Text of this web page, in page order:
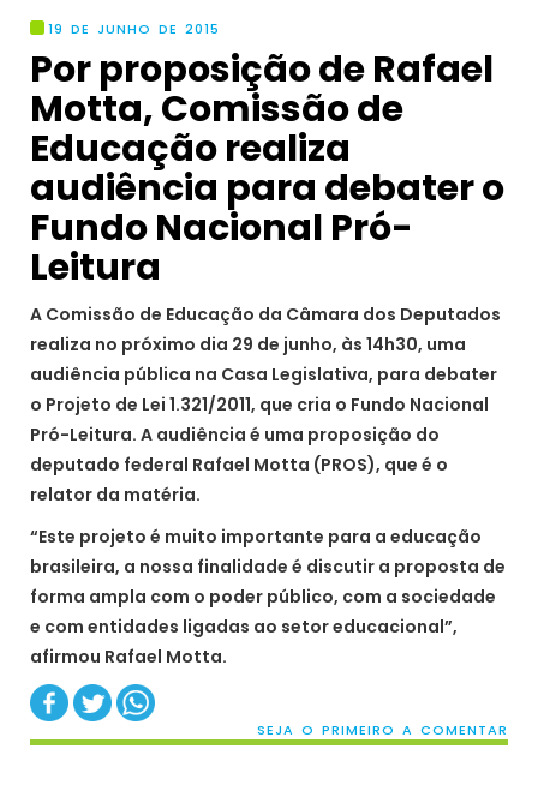
19 DE JUNHO DE 2015
Por proposição de Rafael
Motta, Comissão de
Educação realiza
audiência para debater o
Fundo Nacional Pró-
Leitura
A Comissão de Educação da Câmara dos Deputados
realiza no próximo dia 29 de junho, às 14h30, uma
audiência pública na Casa Legislativa, para debater
o Projeto de Lei 1.321/2011, que cria o Fundo Nacional
Pró-Leitura. A audiência é uma proposição do
deputado federal Rafael Motta (PROS), que é o
relator da matéria.
“Este projeto é muito importante para a educação
brasileira, a nossa finalidade é discutir a proposta de
forma ampla com o poder público, com a sociedade
e com entidades ligadas ao setor educacional”,
afirmou Rafael Motta.
SEJA O PRIMEIRO A COMENTAR